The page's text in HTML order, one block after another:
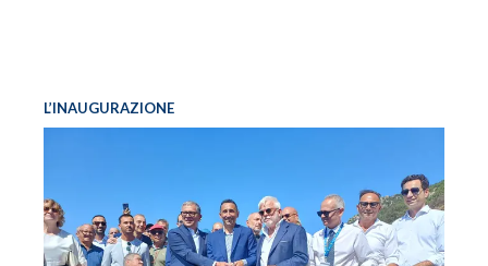
L’INAUGURAZIONE